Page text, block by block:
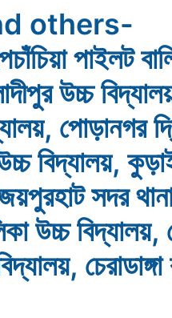
others-
পাইলট
উচ্চ
পোড়ানগর
বিদ্যালয়,
সদর
উচ্চ